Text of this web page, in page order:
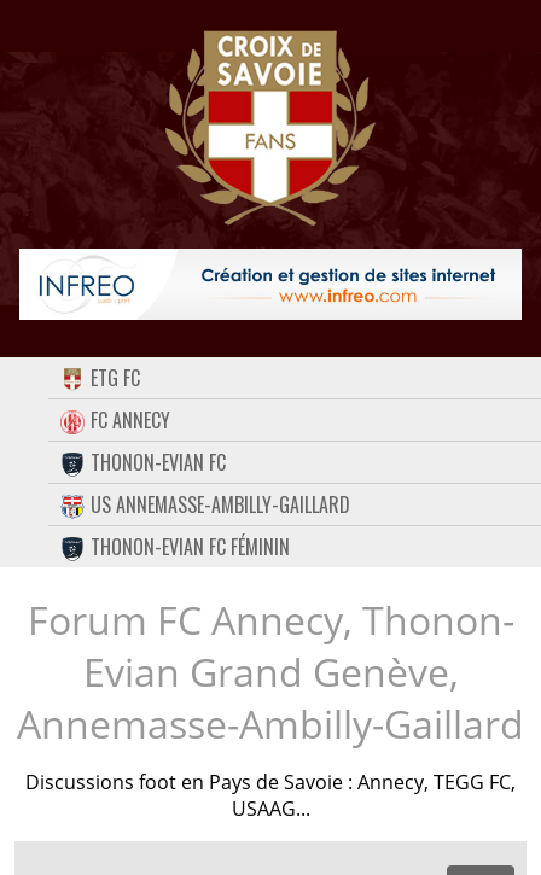
ACCUEIL
FORUM
CONTACT
FACEBOOK
TWITTER
INSTAGRAM
ETG FC
FC ANNECY
THONON-EVIAN FC
US ANNEMASSE-AMBILLY-GAILLARD
THONON-EVIAN FC FÉMININ
Forum FC Annecy, Thonon-
Evian Grand Genève,
Annemasse-Ambilly-Gaillard
Discussions foot en Pays de Savoie : Annecy, TEGG FC,
USAAG...